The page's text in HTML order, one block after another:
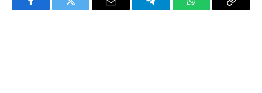
FacebookTwitter Email TelegramWhatsAppCopy